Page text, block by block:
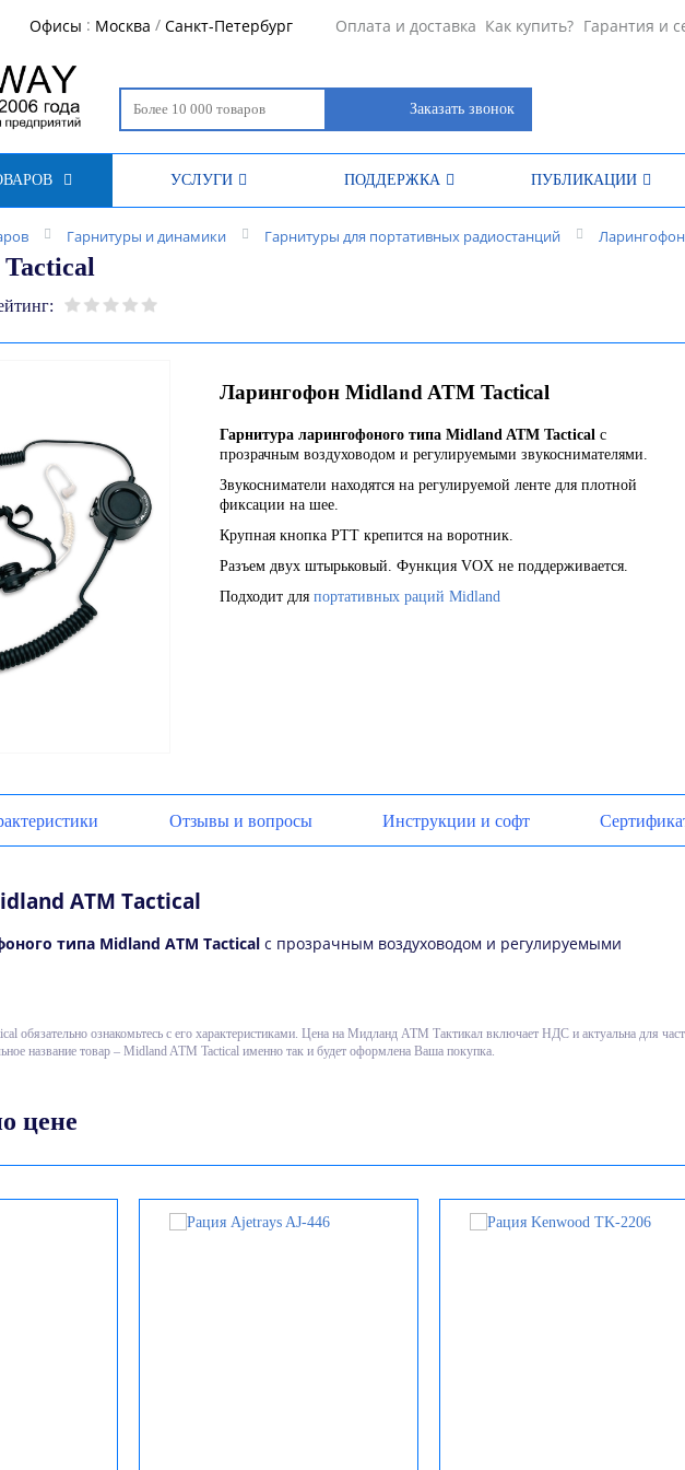
Офисы : Москва / Санкт-Петербург Оплата и доставка Как купить? Гарантия и
Заказать звонок
УСЛУГИ ПОДДЕРЖКА ПУБЛИКАЦИИ
Гарнитуры и динамики Гарнитуры для портативных радиостанций
Ларингофон Midland ATM Tactical
Гарнитура ларингофоного типа Midland ATM Tactical с
прозрачным воздуховодом и регулируемыми звукоснимателями.
Звукосниматели находятся на регулируемой ленте для плотной
фиксации на шее.
Крупная кнопка PTT крепится на воротник.
Разъем двух штырьковый. Функция VOX не поддерживается.
Подходит для портативных раций Midland
Отзывы и вопросы Инструкции и софт
ATM Tactical
типа Midland ATM Tactical с прозрачным воздуховодом и регулируемыми
на регулируемой ленте для плотной фиксации на шее.
на воротник.
Функция VOX не поддерживается.
обязательно ознакомьтесь с его характеристиками. Цена на Мидланд АТМ Тактикал включает НДС и актуальна для
название товар – Midland ATM Tactical именно так и будет оформлена Ваша покупка.
цене